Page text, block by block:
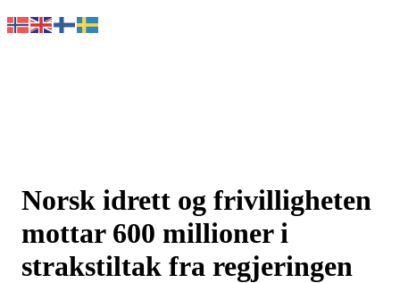
Norsk idrett og frivilligheten
mottar 600 millioner i
strakstiltak fra regjeringen